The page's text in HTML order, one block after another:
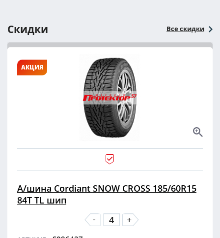
Скидки Все скидки
АКЦИЯ
А/шина Cordiant SNOW CROSS 185/60R15
84T TL шип
-
+